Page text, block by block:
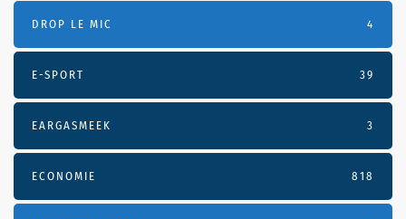
DROP LE MIC 4
E-SPORT 39
EARGASMEEK 3
ECONOMIE 818